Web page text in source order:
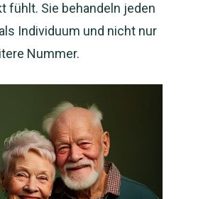
fühlt. Sie behandeln jeden
Individuum und nicht nur
Nummer.